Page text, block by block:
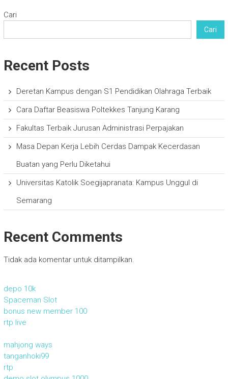
Cari
Cari
Recent Posts
Deretan Kampus dengan S1 Pendidikan Olahraga Terbaik
Cara Daftar Beasiswa Poltekkes Tanjung Karang
Fakultas Terbaik Jurusan Administrasi Perpajakan
Masa Depan Kerja Lebih Cerdas Dampak Kecerdasan
Buatan yang Perlu Diketahui
Universitas Katolik Soegijapranata: Kampus Unggul di
Semarang
Recent Comments
Tidak ada komentar untuk ditampilkan.
depo 10k
Spaceman Slot
bonus new member 100
rtp live
mahjong ways
tanganhoki99
rtp